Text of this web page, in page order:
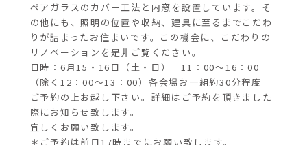
ペアガラスのカバー工法と内窓を設置しています。そ
の他にも、照明の位置や収納、建具に至るまでこだわ
りが詰まったお住まいです。この機会に、こだわりの
リノベーションを是非ご覧ください。
日時：6月15・16日（土・日） 11：00～16：00
（除く12：00～13：00）各会場お一組約30分程度
ご予約の上お越し下さい。詳細はご予約を頂きました
際にお知らせ致します。
宜しくお願い致します。
＊ご予約は前日17時までにお願い致します。